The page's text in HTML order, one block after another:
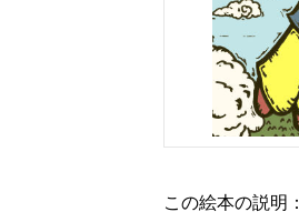
この絵本の説明：